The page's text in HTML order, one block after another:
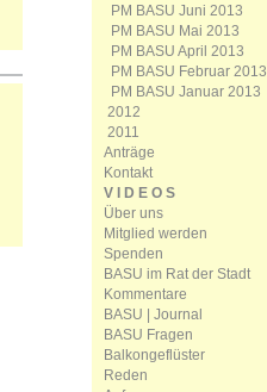
PM BASU Juni 2013
PM BASU Mai 2013
PM BASU April 2013
PM BASU Februar 2013
PM BASU Januar 2013
2012
2011
Anträge
Kontakt
V I D E O S
Über uns
Mitglied werden
Spenden
BASU im Rat der Stadt
Kommentare
BASU | Journal
BASU Fragen
Balkongeflüster
Reden